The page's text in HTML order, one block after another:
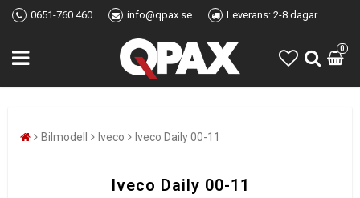
0651-760 460 info@qpax.se Leverans: 2-8 dagar
0
Bilmodell Iveco Iveco Daily 00-11
Iveco Daily 00-11